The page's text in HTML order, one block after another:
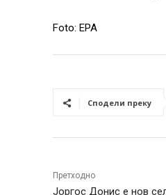
Foto: EPA
Сподели преку
Претходно
Јоргос Донис е нов